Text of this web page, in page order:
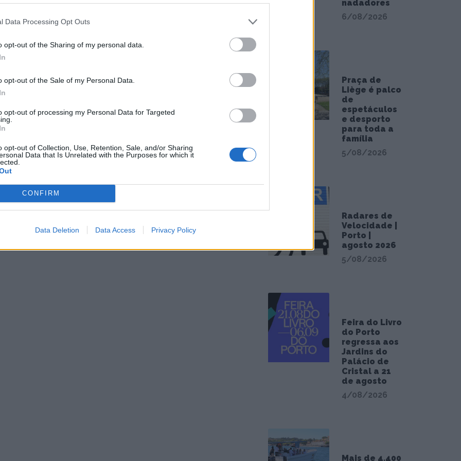
Data Processing Opt Outs
opt-out of the Sharing of my personal data.
opt-out of the Sale of my Personal Data.
opt-out of processing my Personal Data for Targeted
opt-out of Collection, Use, Retention, Sale, and/or Sharing
Data that Is Unrelated with the Purposes for which it
CONFIRM
Data Deletion Data Access Privacy Policy
minha vida, a palavra gratidão foi e é sagrada. Assim, um dia reuni mais de
artes e outras áreas da cultura e figuras gradas da política nacional.
independente. O pai da Lei de Imprensa.
são provavelmente mais oportunas do que há decadas: “sem Liberdade
(…), não há democracia”.
foi a defesa do direito de informar e de ser informado”.
presidente da Associação Nacional de Imprensa Regional
semanal é publicado em cerca de 50 jornais)
nadadores
6/08/2026
Praça de
Liège é palco
de
espetáculos
e desporto
para toda a
família
5/08/2026
Radares de
Velocidade |
Porto |
agosto 2026
5/08/2026
Feira do Livro
do Porto
regressa aos
Jardins do
Palácio de
Cristal a 21
de agosto
4/08/2026
Mais de 4.400